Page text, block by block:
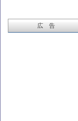
広 告